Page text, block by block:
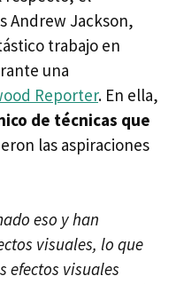
Andrew Jackson,
trabajo en
una
Reporter. En ella,
de técnicas que
las aspiraciones
eso y han
visuales, lo que
efectos visuales